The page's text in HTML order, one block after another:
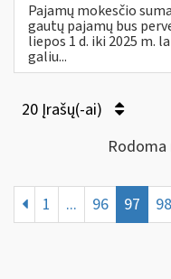
Pajamų mokesčio
gautų pajamų bus
liepos 1 d. iki 2025 m.
galiu...
20 Įrašų(-ai)
Rodoma
1 ... 96 97 98